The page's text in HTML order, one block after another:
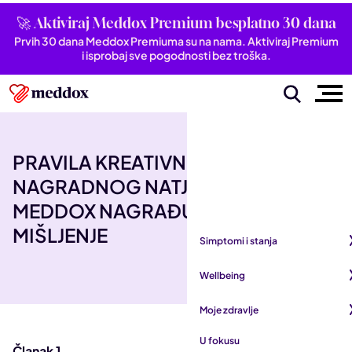
🚀 Aktiviraj Meddox Premium besplatno 30 dana
Prvih 30 dana Meddox Premiuma su na nama. Aktiviraj Premium
i isprobaj sve pogodnosti bez troška.
Simptomi i stanja
Bubrezi i mokraćni sustav
Dišni sustav
Wellbeing
Moje zdravlje
Pogledaj sve iz kategorije
U fokusu
PRAVILA KREATIVNOG
NAGRADNOG NATJEČAJA:
MEDDOX NAGRAĐUJE TVOJE
MIŠLJENJE